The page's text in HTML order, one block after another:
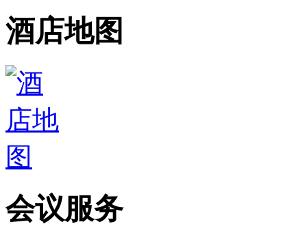
酒店地图
会议服务